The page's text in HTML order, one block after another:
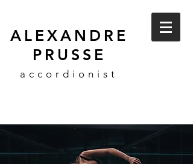
ALEXANDRE
PRUSSE
accordionist